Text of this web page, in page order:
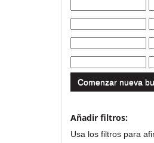
Comenzar nueva
Añadir filtros:
Usa los filtros para